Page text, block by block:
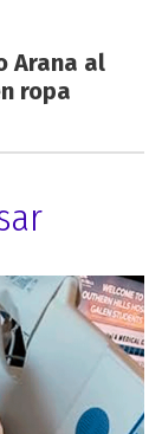
Arana al
ropa